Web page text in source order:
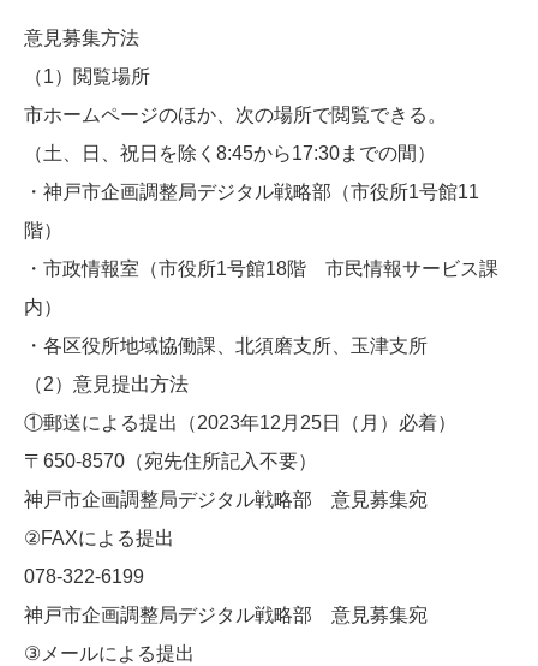
意見募集方法
（1）閲覧場所
市ホームページのほか、次の場所で閲覧できる。
（土、日、祝日を除く8:45から17:30までの間）
・神戸市企画調整局デジタル戦略部（市役所1号館11
階）
・市政情報室（市役所1号館18階 市民情報サービス課
内）
・各区役所地域協働課、北須磨支所、玉津支所
（2）意見提出方法
①郵送による提出（2023年12月25日（月）必着）
〒650-8570（宛先住所記入不要）
神戸市企画調整局デジタル戦略部 意見募集宛
②FAXによる提出
078-322-6199
神戸市企画調整局デジタル戦略部 意見募集宛
③メールによる提出